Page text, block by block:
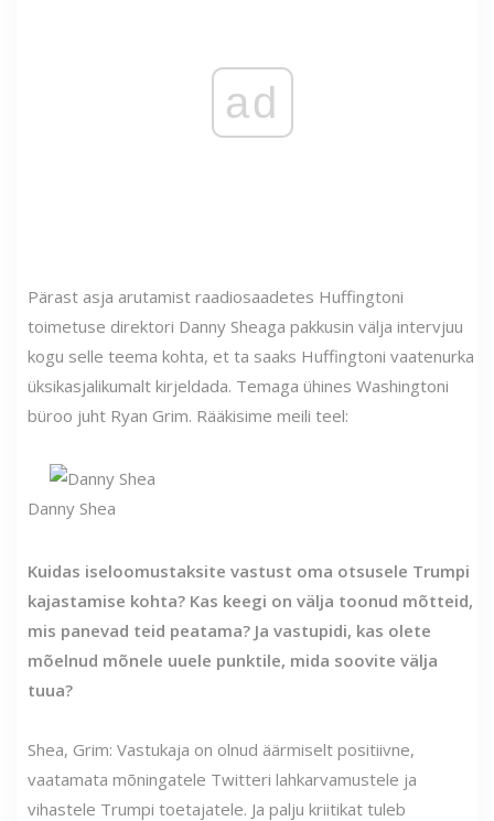
ad
Pärast asja arutamist raadiosaadetes Huffingtoni
toimetuse direktori Danny Sheaga pakkusin välja intervjuu
kogu selle teema kohta, et ta saaks Huffingtoni vaatenurka
üksikasjalikumalt kirjeldada. Temaga ühines Washingtoni
büroo juht Ryan Grim. Rääkisime meili teel:
Danny Shea
Kuidas iseloomustaksite vastust oma otsusele Trumpi
kajastamise kohta? Kas keegi on välja toonud mõtteid,
mis panevad teid peatama? Ja vastupidi, kas olete
mõelnud mõnele uuele punktile, mida soovite välja
tuua?
Shea, Grim: Vastukaja on olnud äärmiselt positiivne,
vaatamata mõningatele Twitteri lahkarvamustele ja
vihastele Trumpi toetajatele. Ja palju kriitikat tuleb